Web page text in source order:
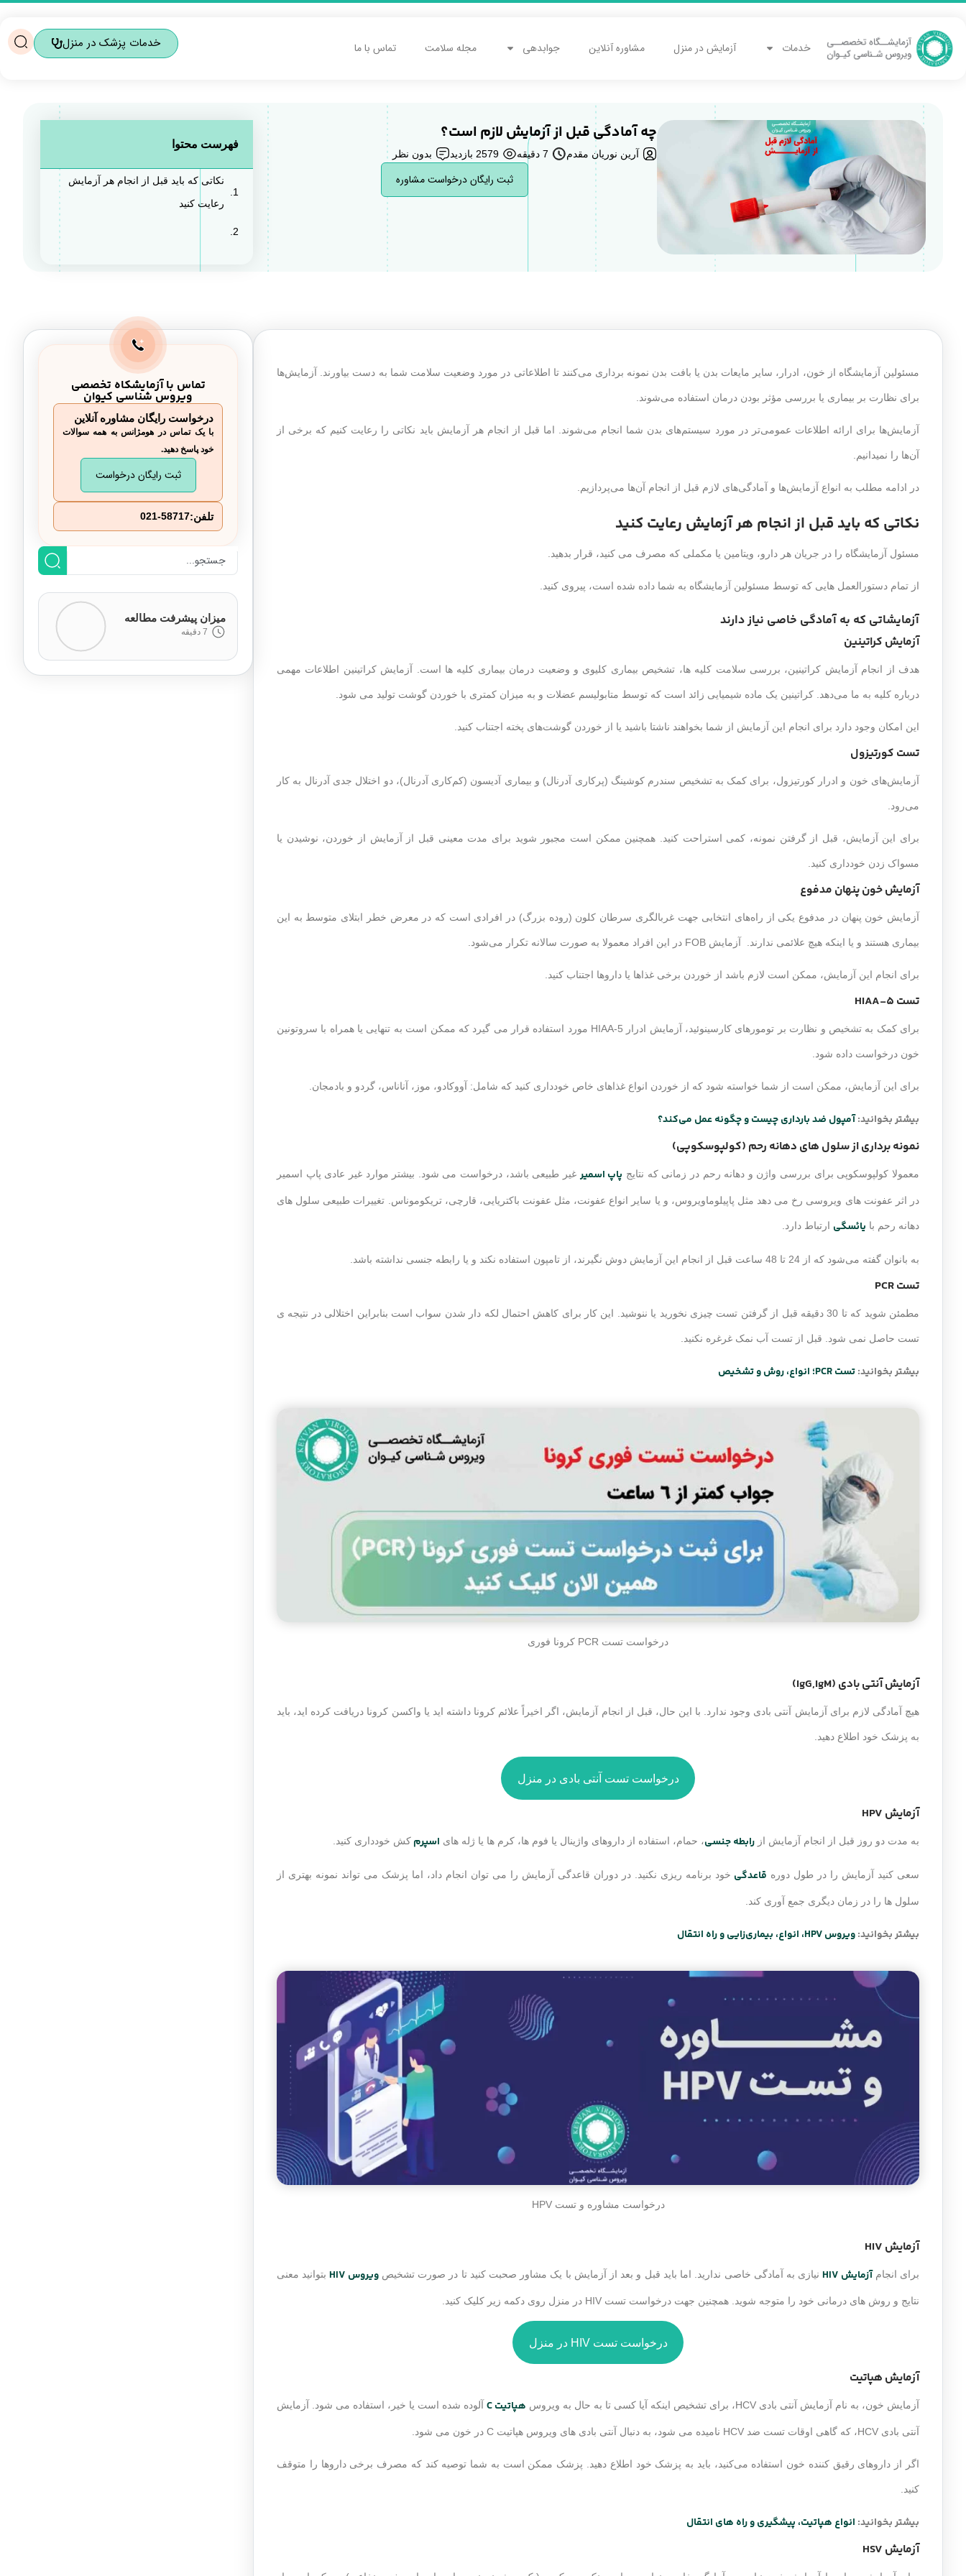
خدمات آزمایش در منزل مشاوره آنلاین جوابدهی مجله سلامت تماس با ما خدمات پزشک در منزل
چه آمادگی قبل از آزمایش لازم است؟
آرین نوریان مقدم 7 دقیقه 2579 بازدید بدون نظر
ثبت رایگان درخواست مشاوره
فهرست محتوا
نکاتی که باید قبل از انجام هر آزمایش
رعایت کنید
مسئولین آزمایشگاه از خون، ادرار، سایر مایعات بدن یا بافت بدن نمونه برداری می‌کنند تا اطلاعاتی در مورد وضعیت سلامت شما به دست بیاورند. آزمایش‌ها
برای نظارت بر بیماری یا بررسی مؤثر بودن درمان استفاده می‌شوند.
آزمایش‌ها برای ارائه اطلاعات عمومی‌تر در مورد سیستم‌های بدن شما انجام می‌شوند. اما قبل از انجام هر آزمایش باید نکاتی را رعایت کنیم که برخی از
آن‌ها را نمیدانیم.
در ادامه مطلب به انواع آزمایش‌ها و آمادگی‌های لازم قبل از انجام آن‌ها می‌پردازیم.
نکاتی که باید قبل از انجام هر آزمایش رعایت کنید
مسئول آزمایشگاه را در جریان هر دارو، ویتامین یا مکملی که مصرف می کنید، قرار بدهید.
از تمام دستورالعمل هایی که توسط مسئولین آزمایشگاه به شما داده شده است، پیروی کنید.
آزمایشاتی که به آمادگی خاصی نیاز دارند
آزمایش کراتینین
هدف از انجام آزمایش کراتینین، بررسی سلامت کلیه ها، تشخیص بیماری کلیوی و وضعیت درمان بیماری کلیه ها است. آزمایش کراتینین اطلاعات مهمی
درباره کلیه به ما می‌دهد. کراتینین یک ماده شیمیایی زائد است که توسط متابولیسم عضلات و به میزان کمتری با خوردن گوشت تولید می شود.
این امکان وجود دارد برای انجام این آزمایش از شما بخواهند ناشتا باشید یا از خوردن گوشت‌های پخته اجتناب کنید.
تست کورتیزول
آزمایش‌های خون و ادرار کورتیزول، برای کمک به تشخیص سندرم کوشینگ (پرکاری آدرنال) و بیماری آدیسون (کم‌کاری آدرنال)، دو اختلال جدی آدرنال به کار
می‌رود.
برای این آزمایش، قبل از گرفتن نمونه، کمی استراحت کنید. همچنین ممکن است مجبور شوید برای مدت معینی قبل از آزمایش از خوردن، نوشیدن یا
مسواک زدن خودداری کنید.
آزمایش خون پنهان مدفوع
آزمایش خون پنهان در مدفوع یکی از راه‌های انتخابی جهت غربالگری سرطان کلون (روده بزرگ) در افرادی است که در معرض خطر ابتلای متوسط به این
بیماری هستند و یا اینکه هیچ علائمی ندارند. آزمایش FOB در این افراد معمولا به صورت سالانه تکرار می‌شود.
برای انجام این آزمایش، ممکن است لازم باشد از خوردن برخی غذاها یا داروها اجتناب کنید.
تست 5-HIAA
برای کمک به تشخیص و نظارت بر تومورهای کارسینوئید، آزمایش ادرار 5-HIAA مورد استفاده قرار می گیرد که ممکن است به تنهایی یا همراه با سروتونین
خون درخواست داده شود.
برای این آزمایش، ممکن است از شما خواسته شود که از خوردن انواع غذاهای خاص خودداری کنید که شامل: آووکادو، موز، آناناس، گردو و بادمجان.
بیشتر بخوانید:آمپول ضد بارداری چیست و چگونه عمل می‌کند؟
نمونه برداری از سلول های دهانه رحم (کولپوسکوپی)
معمولا کولپوسکوپی برای بررسی واژن و دهانه رحم در زمانی که نتایج پاپ اسمیر غیر طبیعی باشد، درخواست می شود. بیشتر موارد غیر عادی پاپ اسمیر
در اثر عفونت های ویروسی رخ می دهد مثل پاپیلوماویروس، و یا سایر انواع عفونت، مثل عفونت باکتریایی، قارچی، تریکوموناس. تغییرات طبیعی سلول های
دهانه رحم با یائسگی ارتباط دارد.
به بانوان گفته می‌شود که از 24 تا 48 ساعت قبل از انجام این آزمایش دوش نگیرند، از تامپون استفاده نکند و یا رابطه جنسی نداشته باشد.
تست PCR
مطمئن شوید که تا 30 دقیقه قبل از گرفتن تست چیزی نخورید یا ننوشید. این کار برای کاهش احتمال لکه دار شدن سواب است بنابراین اختلالی در نتیجه ی
تست حاصل نمی شود. قبل از تست آب نمک غرغره نکنید.
بیشتر بخوانید:تست PCR؛ انواع، روش و تشخیص
درخواست تست PCR کرونا فوری
آزمایش آنتی بادی (IgG,IgM)
هیچ آمادگی لازم برای آزمایش آنتی بادی وجود ندارد. با این حال، قبل از انجام آزمایش، اگر اخیراً علائم کرونا داشته اید یا واکسن کرونا دریافت کرده اید، باید
به پزشک خود اطلاع دهید.
درخواست تست آنتی بادی در منزل
آزمایش HPV
به مدت دو روز قبل از انجام آزمایش از رابطه جنسی، حمام، استفاده از داروهای واژینال یا فوم ها، کرم ها یا ژله های اسپرم کش خودداری کنید.
سعی کنید آزمایش را در طول دوره قاعدگی خود برنامه ریزی نکنید. در دوران قاعدگی آزمایش را می توان انجام داد، اما پزشک می تواند نمونه بهتری از
سلول ها را در زمان دیگری جمع آوری کند.
بیشتر بخوانید:ویروس HPV، انواع، بیماری‌زایی و راه انتقال
درخواست مشاوره و تست HPV
آزمایش HIV
برای انجامآزمایش HIV نیازی به آمادگی خاصی ندارید. اما باید قبل و بعد از آزمایش با یک مشاور صحبت کنید تا در صورت تشخیصویروس HIV بتوانید معنی
نتایج و روش های درمانی خود را متوجه شوید. همچنین جهت درخواست تست HIV در منزل روی دکمه زیر کلیک کنید.
درخواست تست HIV در منزل
آزمایش هپاتیت
آزمایش خون، به نام آزمایش آنتی بادی HCV، برای تشخیص اینکه آیا کسی تا به حال به ویروس هپاتیت C آلوده شده است یا خیر، استفاده می شود. آزمایش
آنتی بادی HCV، که گاهی اوقات تست ضد HCV نامیده می شود، به دنبال آنتی بادی های ویروس هپاتیت C در خون می شود.
اگر از داروهای رقیق کننده خون استفاده می‌کنید، باید به پزشک خود اطلاع دهید. پزشک ممکن است به شما توصیه کند که مصرف برخی داروها را متوقف
کنید.
بیشتر بخوانید: انواع هپاتیت، پیشگیری و راه های انتقال
آزمایش HSV
تماس با آزمایشکاه تخصصی
ویروس شناسی کیوان
درخواست رایگان مشاوره آنلاین
با یک تماس در هومژانس به همه سوالات
خود پاسخ دهید.
ثبت رایگان درخواست
تلفن:021-58717
میزان پیشرفت مطالعه
7 دقیقه